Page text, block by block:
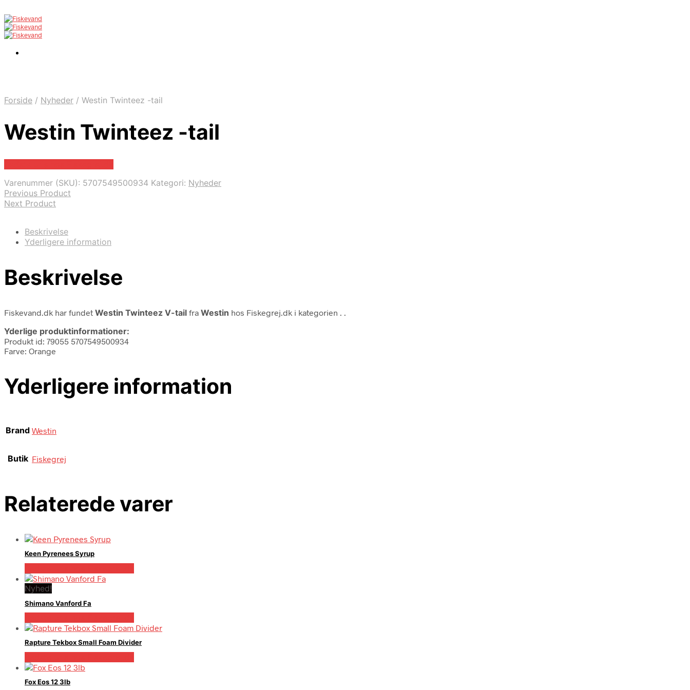
Forside / Nyheder / Westin Twinteez -tail
Westin Twinteez -tail
Varenummer (SKU): 5707549500934 Kategori: Nyheder
Previous Product
Next Product
Beskrivelse
Yderligere information
Beskrivelse
Fiskevand.dk har fundet Westin Twinteez V-tail fra Westin hos Fiskegrej.dk i kategorien
Yderlige produktinformationer:
Produkt id: 79055 5707549500934
Farve: Orange
Yderligere information
Brand Westin
Butik Fiskegrej
Relaterede varer
Keen Pyrenees Syrup
Nyhed!
Shimano Vanford Fa
Rapture Tekbox Small Foam Divider
Fox Eos 12 3lb